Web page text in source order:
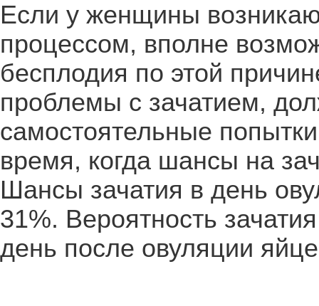
Если у женщины
процессом, вполне
бесплодия по этой
проблемы с зачатием,
самостоятельные
время, когда шансы на
Шансы зачатия в день
31%. Вероятность
день после овуляции